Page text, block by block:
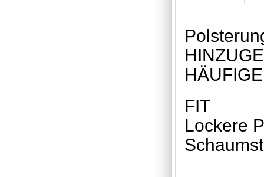
FIT
Lockere